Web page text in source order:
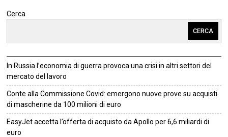
Cerca
CERCA
In Russia l’economia di guerra provoca una crisi in altri settori del
mercato del lavoro
Conte alla Commissione Covid: emergono nuove prove su acquisti
di mascherine da 100 milioni di euro
EasyJet accetta l’offerta di acquisto da Apollo per 6,6 miliardi di
euro